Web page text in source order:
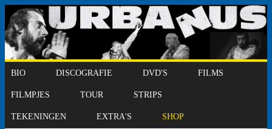
BIO DISCOGRAFIE DVD'S FILMS
FILMPJES TOUR STRIPS
TEKENINGEN EXTRA'S SHOP